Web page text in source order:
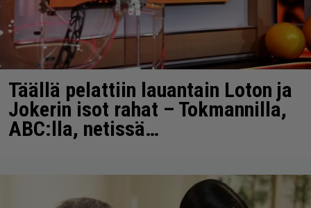
Täällä pelattiin lauantain Loton ja
Jokerin isot rahat – Tokmannilla,
ABC:lla, netissä…